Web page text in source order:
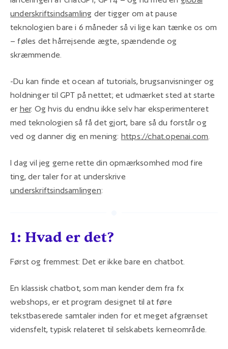
underskriftsindsamling der tigger om at pause
teknologien bare i 6 måneder så vi lige kan tænke os om
– føles det hårrejsende ægte, spændende og
skræmmende.
-Du kan finde et ocean af tutorials, brugsanvisninger og
holdninger til GPT på nettet; et udmærket sted at starte
er her. Og hvis du endnu ikke selv har eksperimenteret
med teknologien så få det gjort, bare så du forstår og
ved og danner dig en mening: https://chat.openai.com
I dag vil jeg gerne rette din opmærksomhed mod fire
ting, der taler for at underskrive
underskriftsindsamlingen:
1: Hvad er det?
Først og fremmest: Det er ikke bare en chatbot.
En klassisk chatbot, som man kender dem fra fx
webshops, er et program designet til at føre
tekstbaserede samtaler inden for et meget afgrænset
vidensfelt, typisk relateret til selskabets kerneområde.